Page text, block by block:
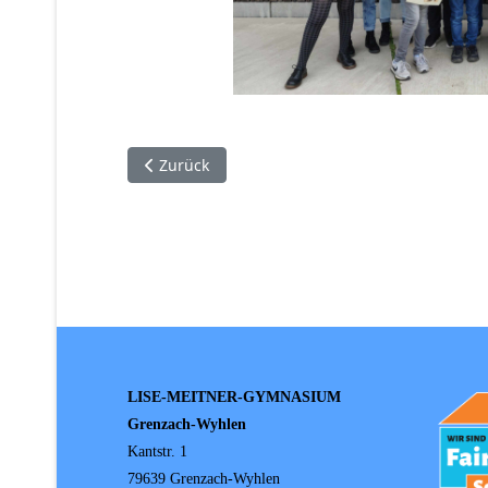
Vorheriger Beitrag: Aktuelle Schulinfos 8/2526
Zurück
LISE-MEITNER-GYMNASIUM
Grenzach-Wyhlen
Kantstr. 1
79639 Grenzach-Wyhlen